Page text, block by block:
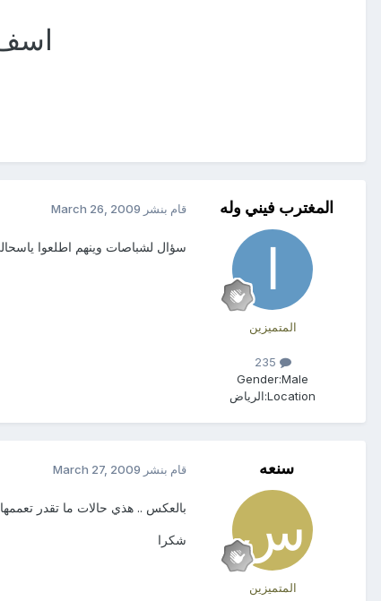
اسف
المغترب فيني وله
المتميزين
Gender:Male
Location: الرياض
قام بنشر March 26, 2009
سؤال لشباصات وينهم اطلعوا
سنعه
المتميزين
قام بنشر March 27, 2009
بالعكس .. هذي حالات ما تقدر
شكرا